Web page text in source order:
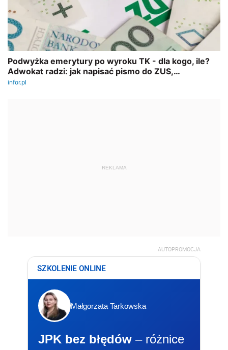
REKLAMA
AUTOPROMOCJA
SZKOLENIE ONLINE
Małgorzata Tarkowska
JPK bez błędów – różnice